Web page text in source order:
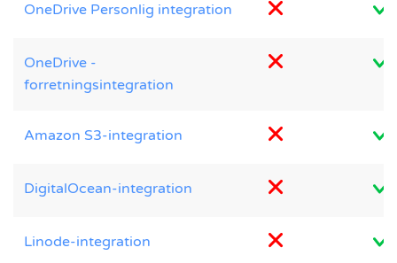
OneDrive Personlig integration
OneDrive -
forretningsintegration
Amazon S3-integration
DigitalOcean-integration
Linode-integration